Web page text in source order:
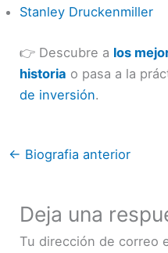
Stanley Druckenmiller
👉 Descubre a los
historia o pasa a la
de inversión.
← Biografia anterior
Deja una
Tu dirección de correo